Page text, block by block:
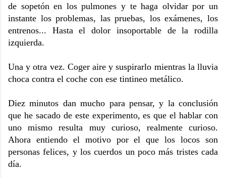
de sopetón en los pulmones y te haga olvidar por un
instante los problemas, las pruebas, los exámenes, los
entrenos... Hasta el dolor insoportable de la rodilla
izquierda.
Una y otra vez. Coger aire y suspirarlo mientras la lluvia
choca contra el coche con ese tintineo metálico.
Diez minutos dan mucho para pensar, y la conclusión
que he sacado de este experimento, es que el hablar con
uno mismo resulta muy curioso, realmente curioso.
Ahora entiendo el motivo por el que los locos son
personas felices, y los cuerdos un poco más tristes cada
día.